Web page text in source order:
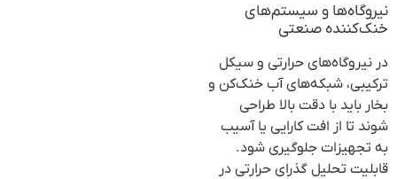
نیروگاه‌ها و سیستم‌های
خنک‌کننده صنعتی
در نیروگاه‌های حرارتی و سیکل
ترکیبی، شبکه‌های آب خنک‌کن و
بخار باید با دقت بالا طراحی
شوند تا از افت کارایی یا آسیب
به تجهیزات جلوگیری شود.
قابلیت تحلیل گذرای حرارتی در